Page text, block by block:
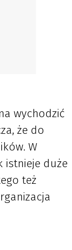
wychodzić
że do
W
istnieje duże
też